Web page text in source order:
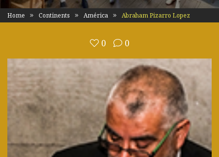
Home Continents América Abraham Pizarro Lopez
0 0